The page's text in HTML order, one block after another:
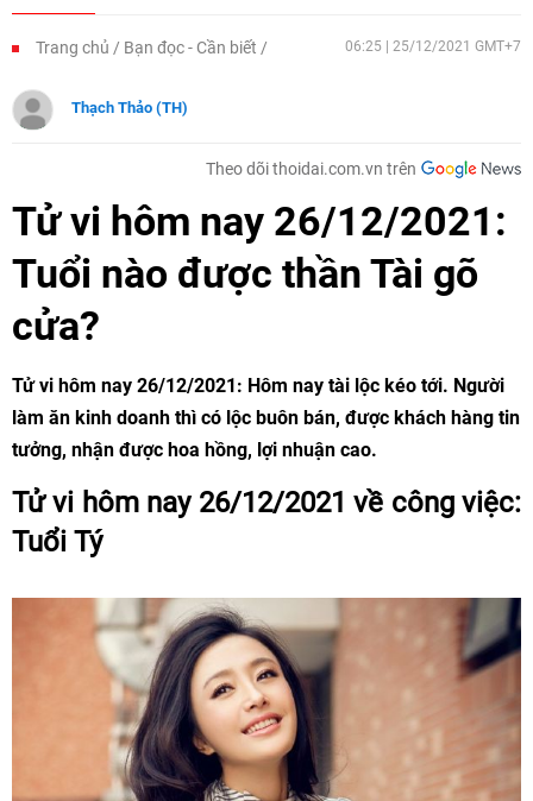
Trang chủ Bạn đọc - Cần biết 06:25 | 25/12/2021 GMT+7
Thạch Thảo (TH)
Theo dõi thoidai.com.vn trên
Tử vi hôm nay 26/12/2021:
Tuổi nào được thần Tài gõ
cửa?​​​​​​​
Tử vi hôm nay 26/12/2021: Hôm nay tài lộc kéo tới. Người
làm ăn kinh doanh thì có lộc buôn bán, được khách hàng tin
tưởng, nhận được hoa hồng, lợi nhuận cao.
Tử vi hôm nay 26/12/2021 về công việc:
Tuổi Tý